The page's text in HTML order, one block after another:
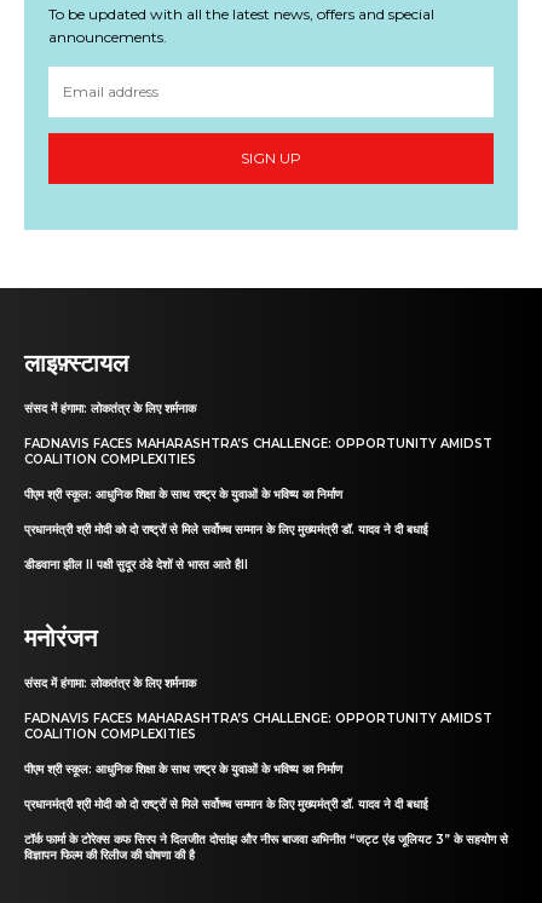
To be updated with all the latest news, offers and special
announcements.
SIGN UP
लाइफ़्स्टायल
संसद में हंगामा: लोकतंत्र के लिए शर्मनाक
FADNAVIS FACES MAHARASHTRA’S CHALLENGE: OPPORTUNITY AMIDST
COALITION COMPLEXITIES
पीएम श्री स्कूल: आधुनिक शिक्षा के साथ राष्ट्र के युवाओं के भविष्य का निर्माण
प्रधानमंत्री श्री मोदी को दो राष्ट्रों से मिले सर्वोच्च सम्मान के लिए मुख्यमंत्री डॉ. यादव ने दी बधाई
डीडवाना झील II पक्षी सुदूर ठंडे देशों से भारत आते हैII
मनोरंजन
संसद में हंगामा: लोकतंत्र के लिए शर्मनाक
FADNAVIS FACES MAHARASHTRA’S CHALLENGE: OPPORTUNITY AMIDST
COALITION COMPLEXITIES
पीएम श्री स्कूल: आधुनिक शिक्षा के साथ राष्ट्र के युवाओं के भविष्य का निर्माण
प्रधानमंत्री श्री मोदी को दो राष्ट्रों से मिले सर्वोच्च सम्मान के लिए मुख्यमंत्री डॉ. यादव ने दी बधाई
टॉर्क फार्मा के टोरेक्स कफ सिरप ने दिलजीत दोसांझ और नीरू बाजवा अभिनीत “जट्ट एंड जूलियट 3” के सहयोग से
विज्ञापन फिल्म की रिलीज की घोषणा की है